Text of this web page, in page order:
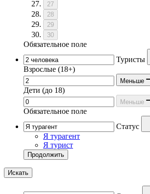
27
28
29
30
Обязательное поле
Туристы
Взрослые (18+)
Меньше
Дети (до 18)
Меньше
Обязательное поле
Статус
Я турагент
Я турист
Продолжить
Искать